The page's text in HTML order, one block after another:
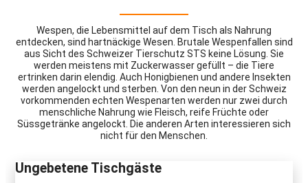
Wespen, die Lebensmittel auf dem Tisch als Nahrung
entdecken, sind hartnäckige Wesen. Brutale Wespenfallen sind
aus Sicht des Schweizer Tierschutz STS keine Lösung. Sie
werden meistens mit Zuckerwasser gefüllt – die Tiere
ertrinken darin elendig. Auch Honigbienen und andere Insekten
werden angelockt und sterben. Von den neun in der Schweiz
vorkommenden echten Wespenarten werden nur zwei durch
menschliche Nahrung wie Fleisch, reife Früchte oder
Süssgetränke angelockt. Die anderen Arten interessieren sich
nicht für den Menschen.
Ungebetene Tischgäste